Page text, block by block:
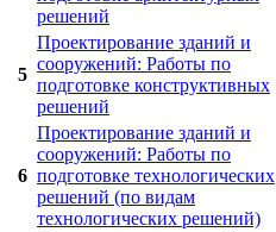
решений
5
Проектирование зданий и
сооружений: Работы по
подготовке конструктивных
решений
6
Проектирование зданий и
сооружений: Работы по
подготовке технологических
решений (по видам
технологических решений)